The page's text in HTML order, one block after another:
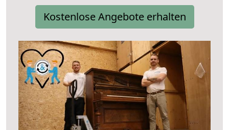
Kostenlose Angebote erhalten